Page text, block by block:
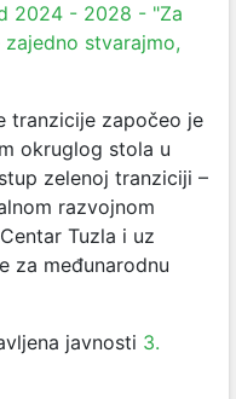
2024 - 2028 - "Za
stvarajmo,
tranzicije započeo je
okruglog stola u
zelenoj tranziciji –
razvojnom
Tuzla i uz
za međunarodnu
javnosti 3.